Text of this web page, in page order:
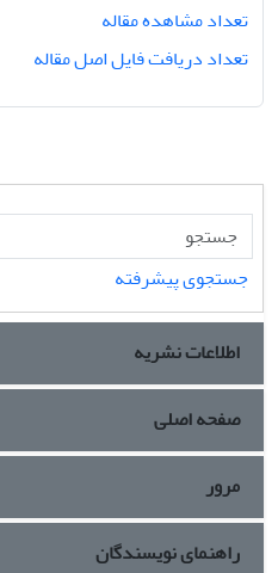
تعداد مشاهده مقاله
تعداد دریافت فایل اصل مقاله
جستجوی پیشرفته
اطلاعات نشریه
صفحه اصلی
مرور
راهنمای نویسندگان